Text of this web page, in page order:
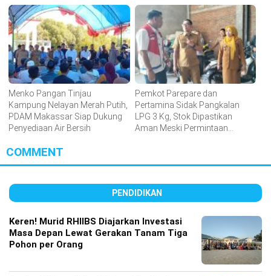
109
Menko Pangan Tinjau
Kampung Nelayan Merah Putih,
PDAM Makassar Siap Dukung
Penyediaan Air Bersih
Pemkot Parepare dan
Pertamina Sidak Pangkalan
LPG 3 Kg, Stok Dipastikan
Aman Meski Permintaan
COMMENT
PENDIDIKAN
Keren! Murid RHIIBS Diajarkan Investasi
Masa Depan Lewat Gerakan Tanam Tiga
Pohon per Orang